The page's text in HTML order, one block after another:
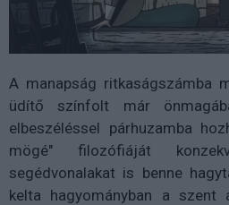
A manapság ritkaságszámba
üdítő színfolt már
elbeszéléssel párhuzamba
mögé" filozófiáját
segédvonalakat is benne
kelta hagyományban a